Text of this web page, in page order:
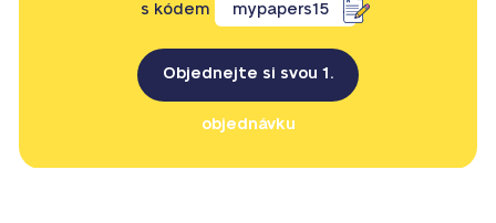
s kódem mypapers15
Objednejte si svou 1.
objednávku